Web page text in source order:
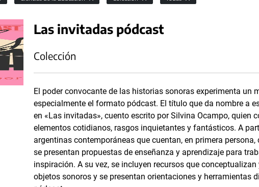
Las invitadas pódcast
Colección
El poder convocante de las historias sonoras experimenta un
especialmente el formato pódcast. El título que da nombre a
en «Las invitadas», cuento escrito por Silvina Ocampo, quien
elementos cotidianos, rasgos inquietantes y fantásticos. A
argentinas contemporáneas que cuentan, en primera
se presentan propuestas de enseñanza y aprendizaje para
inspiración. A su vez, se incluyen recursos que
objetos sonoros y se presentan orientaciones y herramientas